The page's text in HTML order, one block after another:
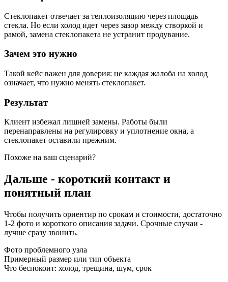
Стеклопакет отвечает за теплоизоляцию через площадь
стекла. Но если холод идет через зазор между створкой и
рамой, замена стеклопакета не устранит продувание.
Зачем это нужно
Такой кейс важен для доверия: не каждая жалоба на холод
означает, что нужно менять стеклопакет.
Результат
Клиент избежал лишней замены. Работы были
перенаправлены на регулировку и уплотнение окна, а
стеклопакет оставили прежним.
Похоже на ваш сценарий?
Дальше - короткий контакт и
понятный план
Чтобы получить ориентир по срокам и стоимости, достаточно
1-2 фото и короткого описания задачи. Срочные случаи -
лучше сразу звонить.
Фото проблемного узла
Примерный размер или тип объекта
Что беспокоит: холод, трещина, шум, срок